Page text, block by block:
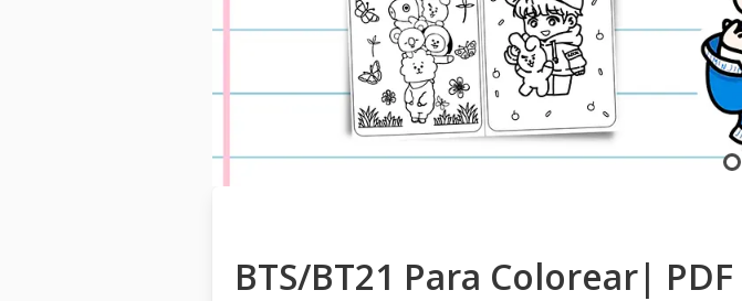
BTS/BT21 Para Colorear|